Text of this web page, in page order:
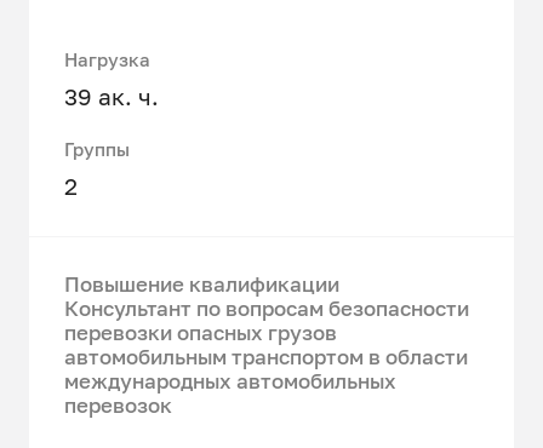
Нагрузка
39 ак. ч.
Группы
2
Повышение квалификации
Консультант по вопросам безопасности
перевозки опасных грузов
автомобильным транспортом в области
международных автомобильных
перевозок